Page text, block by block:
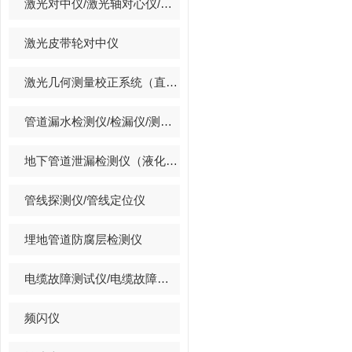
激光对中仪/激光轴对心仪/激光找正仪
激光皮带轮对中仪
激光几何测量校正系统（直线度/平面度/垂直度/孔同心度）
管道漏水检测仪/检漏仪/测漏仪/漏水探测仪
地下管道泄漏检测仪（液化石油气,天然气,煤气）
管线探测仪/管线定位仪
埋地管道防腐层检测仪
电缆故障测试仪/电缆故障定位仪
频闪仪